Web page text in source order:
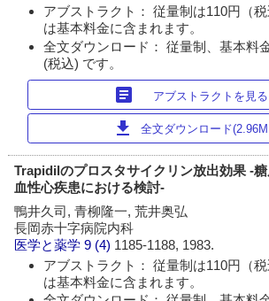
アブストラクト： 従量制は110円（
は基本料金に含まれます。
全文ダウンロード： 従量制、基本料
(税込) です。
article アブストラクトを見る
download 全文ダウンロード
Trapidilのプロスタサイクリン放出効果 -
血性心疾患における検討-
鴨井久司, 青柳隆一, 荒井奥弘
長岡赤十字病院内科
医学と薬学 9 (4) 1185-1188, 1983.
アブストラクト： 従量制は110円（
は基本料金に含まれます。